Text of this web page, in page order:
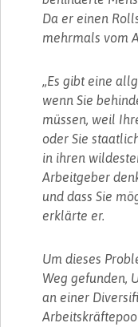
Da er einen
mehrmals vom
„Es gibt eine
wenn Sie
müssen, weil
oder Sie
in ihren
Arbeitgeber
und dass Sie
erklärte er.
Um dieses
Weg gefunden,
an einer